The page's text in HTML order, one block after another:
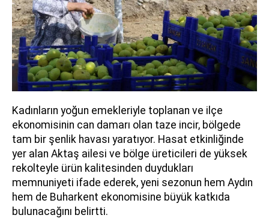
Kadınların yoğun emekleriyle toplanan ve ilçe
ekonomisinin can damarı olan taze incir, bölgede
tam bir şenlik havası yaratıyor. Hasat etkinliğinde
yer alan Aktaş ailesi ve bölge üreticileri de yüksek
rekolteyle ürün kalitesinden duydukları
memnuniyeti ifade ederek, yeni sezonun hem Aydın
hem de Buharkent ekonomisine büyük katkıda
bulunacağını belirtti.